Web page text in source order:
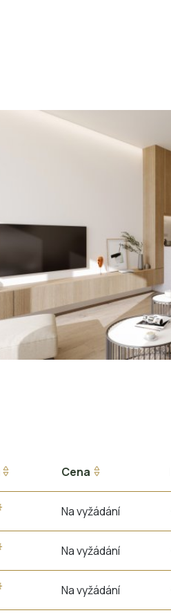
Cena
Na vyžádání
Na vyžádání
Na vyžádání